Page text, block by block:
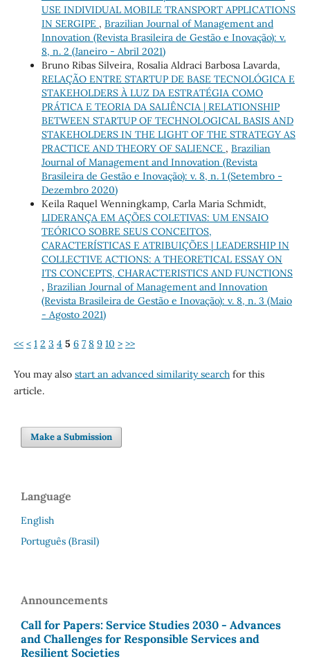
USE INDIVIDUAL MOBILE TRANSPORT APPLICATIONS
IN SERGIPE , Brazilian Journal of Management and
Innovation (Revista Brasileira de Gestão e Inovação): v.
8, n. 2 (Janeiro - Abril 2021)
Bruno Ribas Silveira, Rosalia Aldraci Barbosa Lavarda,
RELAÇÃO ENTRE STARTUP DE BASE TECNOLÓGICA E
STAKEHOLDERS À LUZ DA ESTRATÉGIA COMO
PRÁTICA E TEORIA DA SALIÊNCIA | RELATIONSHIP
BETWEEN STARTUP OF TECHNOLOGICAL BASIS AND
STAKEHOLDERS IN THE LIGHT OF THE STRATEGY AS
PRACTICE AND THEORY OF SALIENCE , Brazilian
Journal of Management and Innovation (Revista
Brasileira de Gestão e Inovação): v. 8, n. 1 (Setembro -
Dezembro 2020)
Keila Raquel Wenningkamp, Carla Maria Schmidt,
LIDERANÇA EM AÇÕES COLETIVAS: UM ENSAIO
TEÓRICO SOBRE SEUS CONCEITOS,
CARACTERÍSTICAS E ATRIBUIÇÕES | LEADERSHIP IN
COLLECTIVE ACTIONS: A THEORETICAL ESSAY ON
ITS CONCEPTS, CHARACTERISTICS AND FUNCTIONS
, Brazilian Journal of Management and Innovation
(Revista Brasileira de Gestão e Inovação): v. 8, n. 3 (Maio
- Agosto 2021)
<< < 1 2 3 4 5 6 7 8 9 10 > >>
You may also start an advanced similarity searchfor this
article.
Make a Submission
Language
English
Português (Brasil)
Announcements
Call for Papers: Service Studies 2030 - Advances
and Challenges for Responsible Services and
Resilient Societies